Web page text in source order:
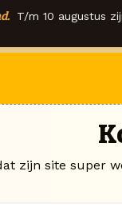
T/m 10 augustus
zijn site super